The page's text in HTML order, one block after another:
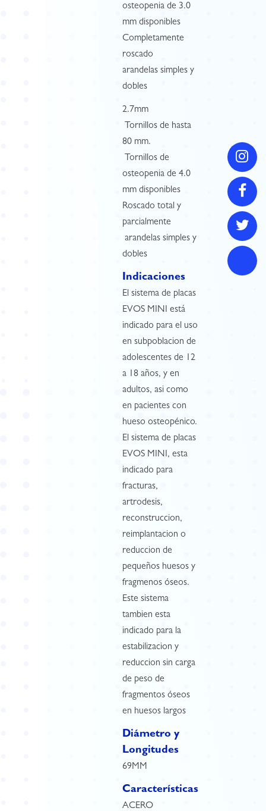
osteopenia de 3.0
mm disponibles
Completamente
roscado
arandelas simples y
dobles
2.7mm
 Tornillos de hasta
80 mm.
 Tornillos de
osteopenia de 4.0
mm disponibles
Roscado total y
parcialmente
 arandelas simples y
dobles
Indicaciones
El sistema de placas
EVOS MINI está
indicado para el uso
en subpoblacion de
adolescentes de 12
a 18 años, y en
adultos, asi como
en pacientes con
hueso osteopénico.
El sistema de placas
EVOS MINI, esta
indicado para
fracturas,
artrodesis,
reconstruccion,
reimplantacion o
reduccion de
pequeños huesos y
fragmenos óseos.
Este sistema
tambien esta
indicado para la
estabilizacion y
reduccion sin carga
de peso de
fragmentos óseos
en huesos largos
Diámetro y
Longitudes
69MM
Características
ACERO